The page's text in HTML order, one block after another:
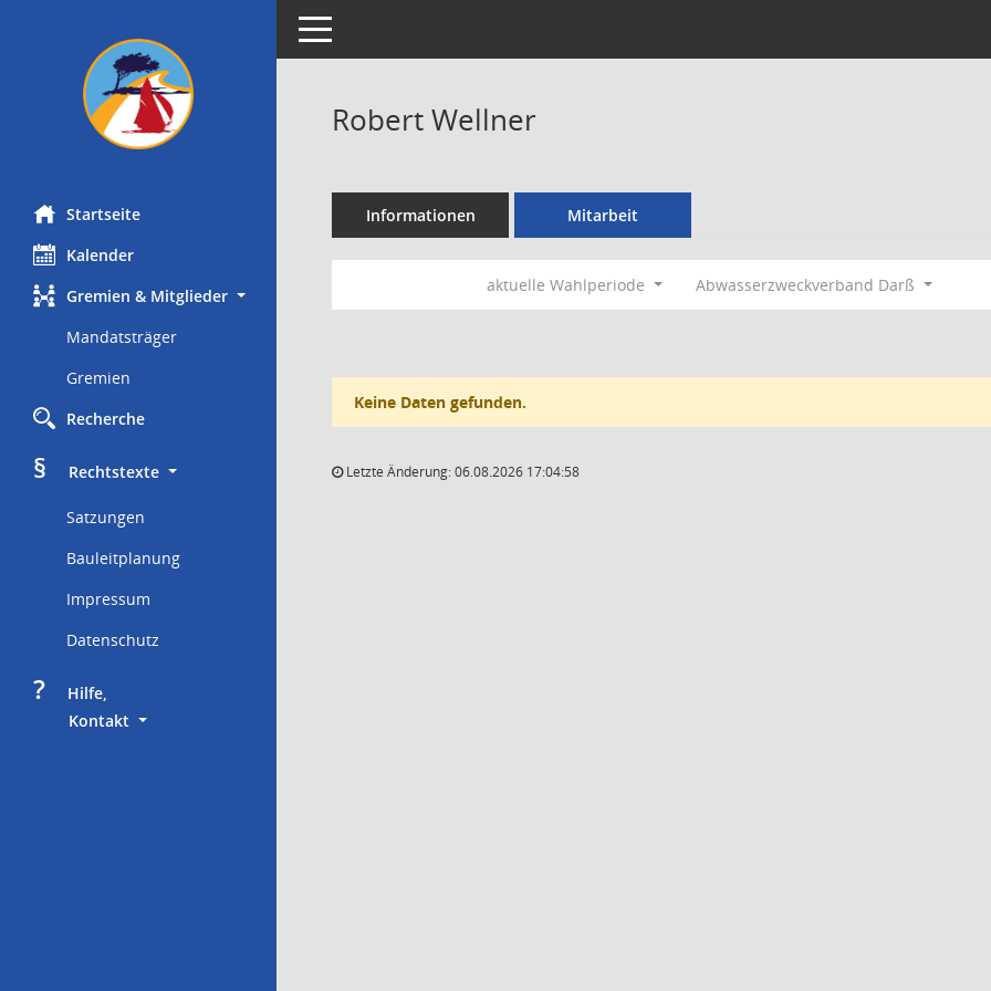
Startseite
Kalender
Gremien & Mitglieder
Mandatsträger
Gremien
Recherche
§
     Rechtstexte
Satzungen
Bauleitplanung
Impressum
Datenschutz
?
     Hilfe,
Kontakt
Toggle navigation
Robert Wellner
Informationen Mitarbeit
aktuelle Wahlperiode Abwasserzweckverband Darß
Keine Daten gefunden.
Letzte Änderung: 06.08.2026 17:04:58